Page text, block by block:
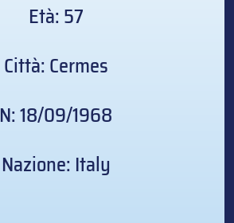
Età: 57
Città: Cermes
N: 18/09/1968
Nazione: Italy